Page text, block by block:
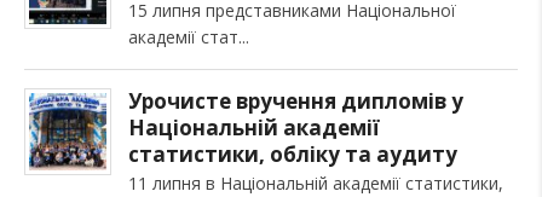
15 липня представниками Національної
академії стат
Урочисте вручення дипломів у
Національній академії
статистики, обліку та аудиту
11 липня в Національній академії статистики,